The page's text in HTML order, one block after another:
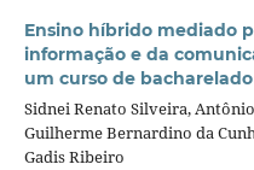
Ensino híbrido mediado
informação e da
um curso de
Sidnei Renato Silveira,
Guilherme Bernardino da
Gadis Ribeiro